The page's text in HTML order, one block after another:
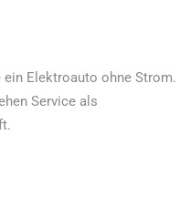
ein Elektroauto ohne Strom.
Service als